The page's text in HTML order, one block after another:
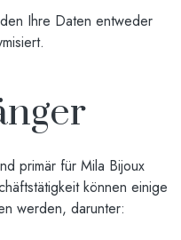
Ihre Daten entweder
primär für Mila Bijoux
können einige
werden, darunter: